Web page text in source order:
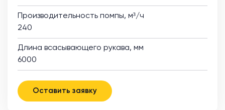
Производительность помпы, м³/ч
240
Длина всасывающего рукава, мм
6000
Оставить заявку